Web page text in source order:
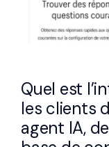
Quel est
les clients
agent IA,